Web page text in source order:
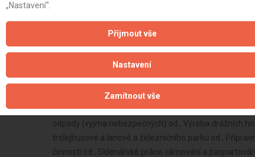
„Nastavení“.
Přijmout vše
Nastavení
Zamítnout vše